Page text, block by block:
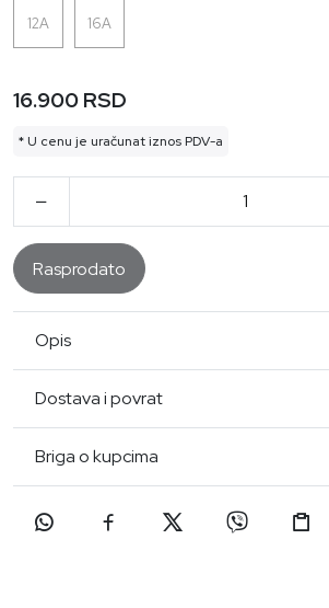
12A 16A
16.900 RSD
* U cenu je uračunat iznos PDV-a
Rasprodato
Opis
Dostava i povrat
Briga o kupcima